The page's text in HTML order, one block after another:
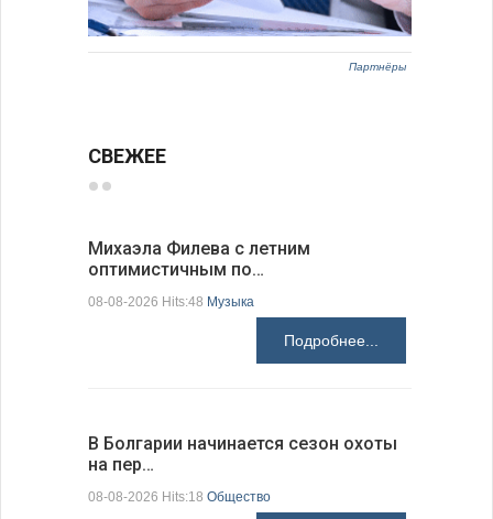
Партнёры
СВЕЖЕЕ
Михаэла Филева с летним
оптимистичным по…
08-08-2026 Hits:48 Музыка
Подробнее...
В Болгарии начинается сезон охоты
на пер…
08-08-2026 Hits:18 Общество